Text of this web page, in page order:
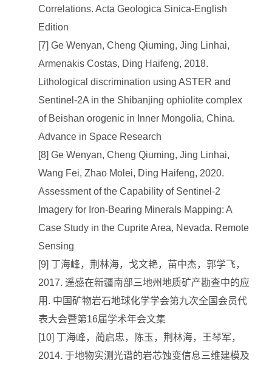
Correlations. Acta Geologica Sinica-English
Edition
[7] Ge Wenyan, Cheng Qiuming, Jing Linhai,
Armenakis Costas, Ding Haifeng, 2018.
Lithological discrimination using ASTER and
Sentinel-2A in the Shibanjing ophiolite complex
of Beishan orogenic in Inner Mongolia, China.
Advance in Space Research
[8] Ge Wenyan, Cheng Qiuming, Jing Linhai,
Wang Fei, Zhao Molei, Ding Haifeng, 2020.
Assessment of the Capability of Sentinel-2
Imagery for Iron-Bearing Minerals Mapping: A
Case Study in the Cuprite Area, Nevada. Remote
Sensing
[9] 丁海峰，荆林海，戈文艳，苗中杰，郭学飞，
2017. 遥感在新疆南部三地州地质矿产勘查中的应
用. 中国矿物岩石地球化学学会第九次全国会员代
表大会暨第16届学术年会文集
[10] 丁海峰，蔺启忠，陈玉，荆林海，王琴军，
2014. 于地物实测光谱的岩芯蚀变信息三维建模及